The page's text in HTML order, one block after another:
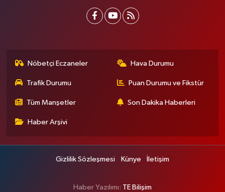
Nöbetçi Eczaneler Hava Durumu
Trafik Durumu Puan Durumu ve Fikstür
Tüm Manşetler Son Dakika Haberleri
Haber Arşivi
Gizlilik Sözleşmesi Künye İletişim
Haber Yazılımı: TE Bilişim